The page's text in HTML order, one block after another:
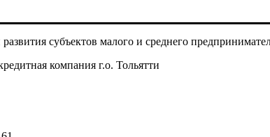
субъектов малого и среднего
компания г.о. Тольятти